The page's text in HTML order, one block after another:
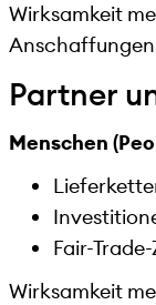
Wirksamkeit
Anschaffungen
Partner
Menschen
Fair-
Wirksamkeit